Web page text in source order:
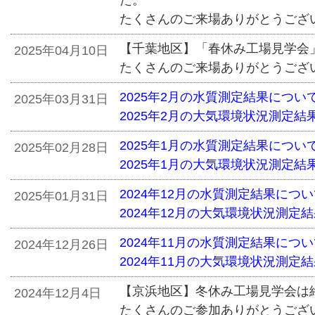
たくさんのご来場ありがとうござ
2025年04月10日
【千葉地区】「春休み工場見学
たくさんのご来場ありがとうござ
2025年03月31日
2025年2月の水質測定結果につい
2025年2月の大気環境状況測定結
2025年02月28日
2025年1月の水質測定結果につい
2025年1月の大気環境状況測定結
2025年01月31日
2024年12月の水質測定結果につ
2024年12月の大気環境状況測定
2024年12月26日
2024年11月の水質測定結果につ
2024年11月の大気環境状況測定
2024年12月4日
【京浜地区】冬休み工場見学会
たくさんのご参加ありがとうござ